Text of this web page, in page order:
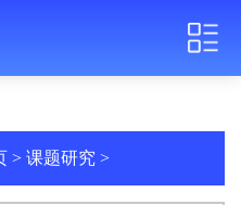
> 课题研究 >